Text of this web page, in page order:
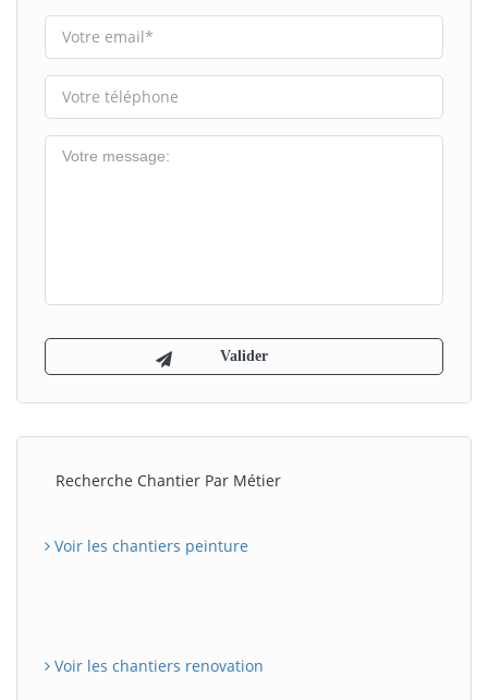
Recherche Chantier Par Métier
Voir les chantiers peinture
Voir les chantiers renovation